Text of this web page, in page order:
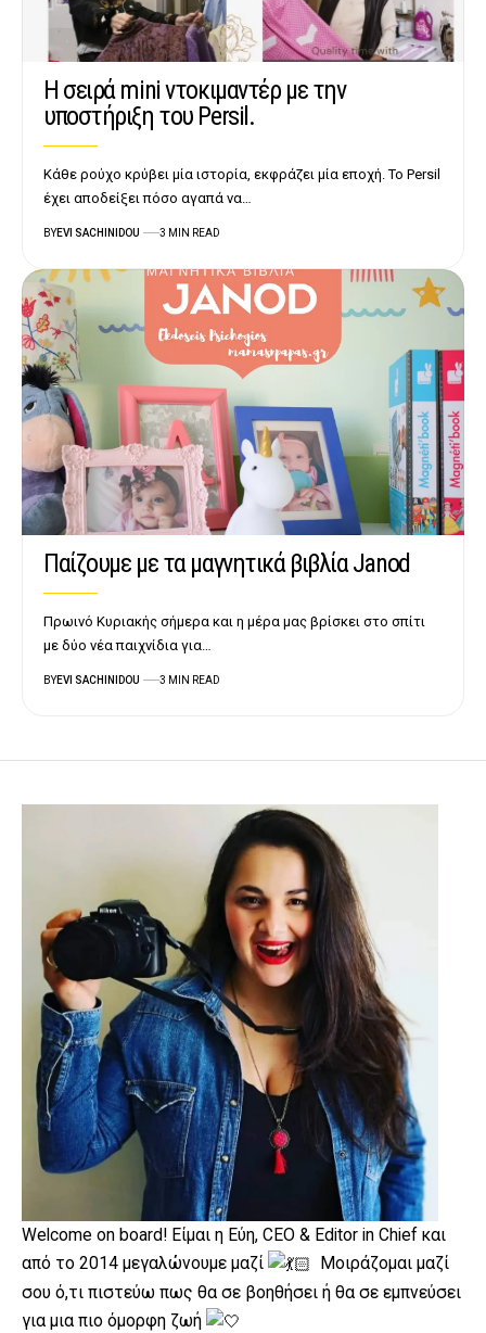
H σειρά mini ντοκιμαντέρ με την
υποστήριξη του Persil.
Κάθε ρούχο κρύβει μία ιστορία, εκφράζει μία εποχή. Το Persil
έχει αποδείξει πόσο αγαπά να…
BYEVI SACHINIDOU 3 MIN READ
Παίζουμε με τα μαγνητικά βιβλία Janod
Πρωινό Κυριακής σήμερα και η μέρα μας βρίσκει στο σπίτι
με δύο νέα παιχνίδια για…
BYEVI SACHINIDOU 3 MIN READ
Welcome on board! Είμαι η Εύη, CEO & Editor in Chief και
από το 2014 μεγαλώνουμε μαζί
Μοιράζομαι μαζί
σου ό,τι πιστεύω πως θα σε βοηθήσει ή θα σε εμπνεύσει
για μια πιο όμορφη ζωή